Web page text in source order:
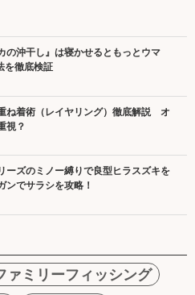
の沖干し』は寝かせるともっとウマ
を徹底検証
ね着術（レイヤリング）徹底解説 オ
視？
ーズのミノー縛りで良型ヒラスズキを
ンでサラシを攻略！
ァミリーフィッシング